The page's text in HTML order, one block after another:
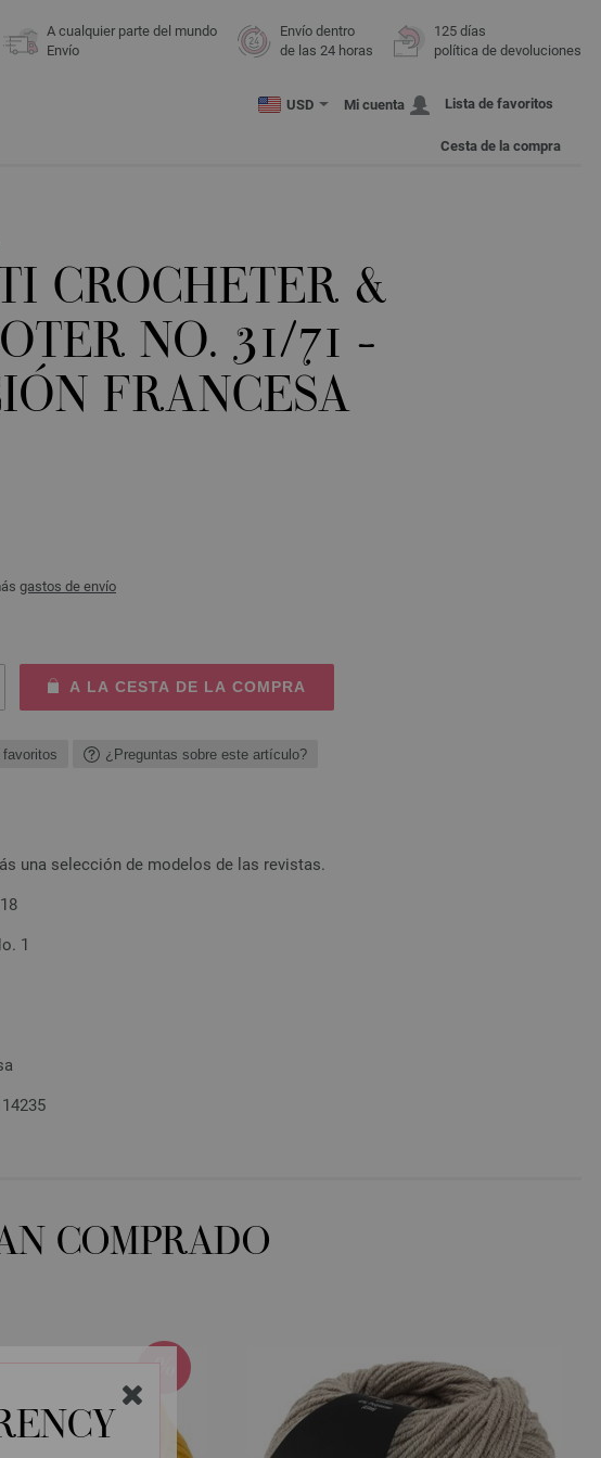
A cualquier parte del mundo
Envío
Envío dentro
de las 24 horas
125 días
política de devoluciones
USD Mi cuenta Lista de favoritos
Cesta de la compra
CROCHETER &
NO. 31/71 -
FRANCESA
gastos de envío
A LA CESTA DE LA COMPRA
¿Preguntas sobre este artículo?
una selección de modelos de las revistas.
1
COMPRADO